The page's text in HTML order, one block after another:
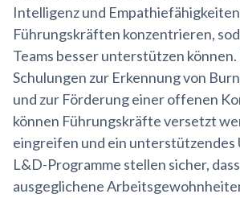
Intelligenz und
Führungskräften konzentrieren,
Teams besser unterstützen
Schulungen zur Erkennung von
und zur Förderung einer offenen
können Führungskräfte versetzt
eingreifen und ein unterstützendes
L&D-Programme stellen sicher,
ausgeglichene